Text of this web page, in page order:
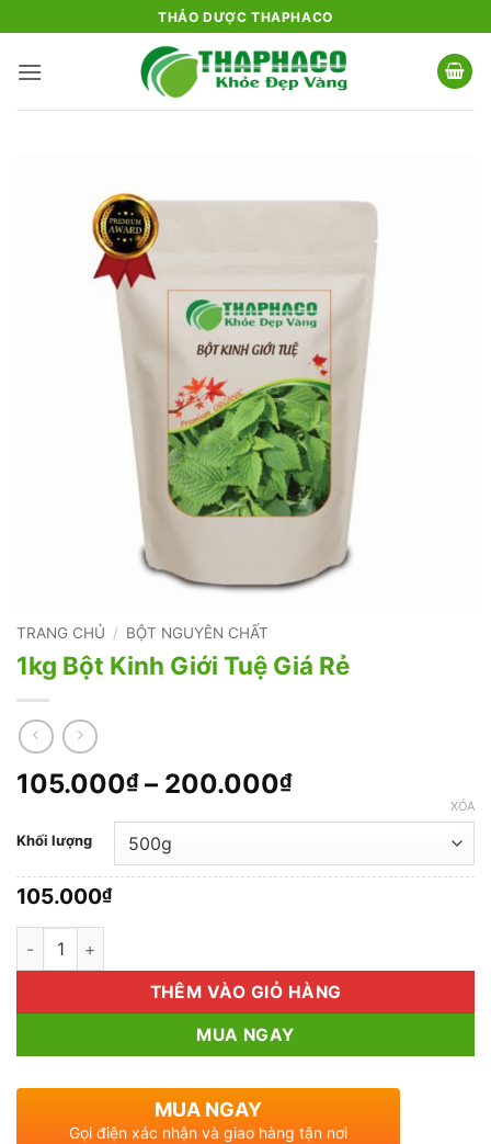
qua
nội
THẢO DƯỢC THAPHACO
TRANG CHỦ / BỘT NGUYÊN CHẤT
1kg Bột Kinh Giới Tuệ Giá Rẻ
105.000₫ – 200.000₫Khoảng
105.000₫
đến
Khối lượng
XÓA
105.000₫
1kg Bột Kinh Giới Tuệ Giá Rẻ số lượng
THÊM VÀO GIỎ HÀNG
MUA NGAY
MUA NGAY
Gọi điện xác nhận và giao hàng tận nơi